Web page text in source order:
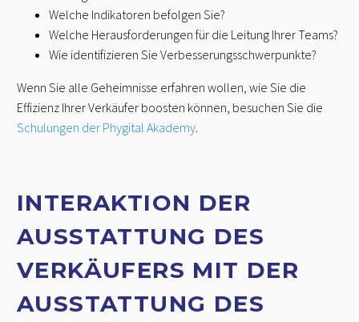
Welche Indikatoren befolgen Sie?
Welche Herausforderungen für die Leitung Ihrer Teams?
Wie identifizieren Sie Verbesserungsschwerpunkte?
Wenn Sie alle Geheimnisse erfahren wollen, wie Sie die
Effizienz Ihrer Verkäufer boosten können, besuchen Sie die
Schulungen der Phygital Akademy
INTERAKTION DER
AUSSTATTUNG DES
VERKÄUFERS MIT DER
AUSSTATTUNG DES